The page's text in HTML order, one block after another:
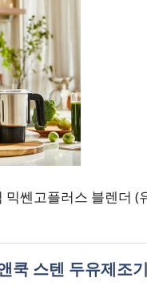
쎈고플러스 블렌더
쿡 스텐 두유제조